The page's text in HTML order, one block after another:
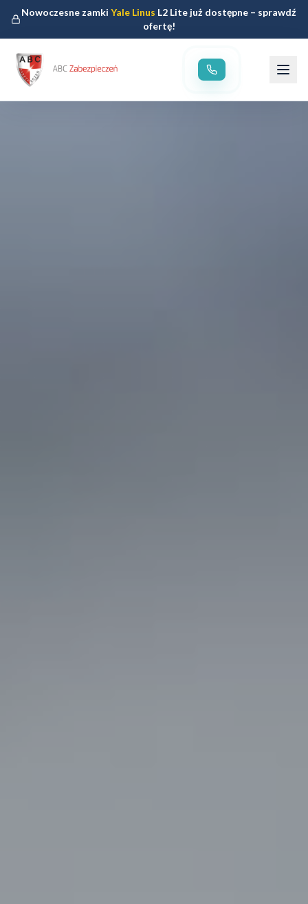
Nowoczesne zamkiYale Linus L2 Lite już dostępne – sprawdź
ofertę!